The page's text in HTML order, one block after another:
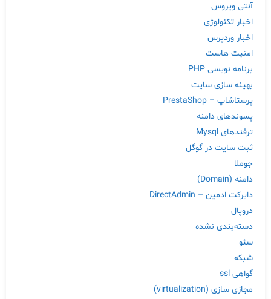
آنتی ویروس
اخبار تکنولوژی
اخبار وردپرس
امنیت هاست
برنامه نویسی PHP
بهینه سازی سایت
پرستاشاپ – PrestaShop
پسوندهای دامنه
ترفندهای Mysql
ثبت سایت در گوگل
جوملا
دامنه (Domain)
دایرکت ادمین – DirectAdmin
دروپال
دسته‌بندی نشده
سئو
شبکه
گواهی ssl
مجازی سازی (virtualization)